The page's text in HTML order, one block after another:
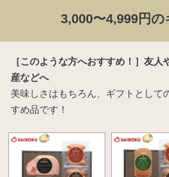
3,000〜4,999円の
［このような方へおすすめ！］友人
産などへ
美味しさはもちろん、ギフトとして
すめ品です！